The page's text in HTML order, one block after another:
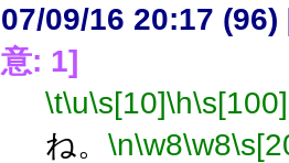
07/09/16 20:17 (96)
意: 1]
\t\u\s[10]\h\s[100]
ね。 \n\w8\w8